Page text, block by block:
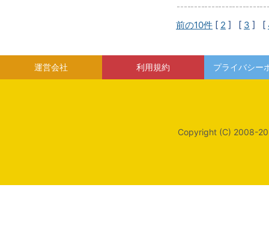
前の10件 [ 2 ] [ 3 ] [
運営会社 利用規約 プライバシー
Copyright (C) 2008-